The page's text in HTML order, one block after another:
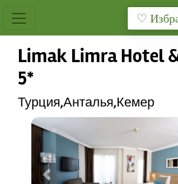
♡
Limak Limra Hotel
5*
Турция,Анталья,Кемер
Previous